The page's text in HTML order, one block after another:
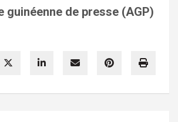
guinéenne de presse (AGP)